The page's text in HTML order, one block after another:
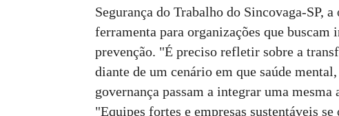
Segurança do Trabalho do Sincovaga-SP,
ferramenta para organizações que
prevenção. "É preciso refletir sobre a
diante de um cenário em que saúde
governança passam a integrar uma
"Equipes fortes e empresas sustentáveis